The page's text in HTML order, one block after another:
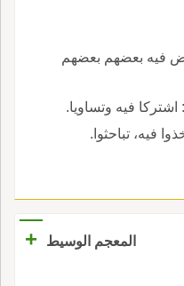
فيه بعضهم بعضهم
فيه وتساويا.
فيه، تباحثوا.
المعجم الوسيط +